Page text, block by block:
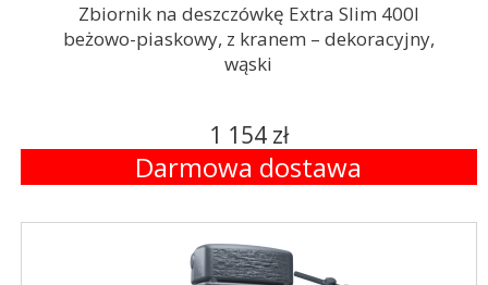
Zbiornik na deszczówkę Extra Slim 400l
beżowo-piaskowy, z kranem – dekoracyjny,
wąski
1 154 zł
Darmowa dostawa